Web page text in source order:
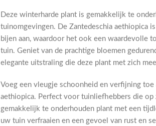
Deze winterharde plant is gemakkelijk te
tuinomgevingen. De Zantedeschia aethiopica
bijen aan, waardoor het ook een waardevolle
tuin. Geniet van de prachtige bloemen
elegante uitstraling die deze plant met zich
Voeg een vleugje schoonheid en verfijning
aethiopica. Perfect voor tuinliefhebbers die op
gemakkelijk te onderhouden plant met een
uw tuin verfraaien en een gevoel van rust en